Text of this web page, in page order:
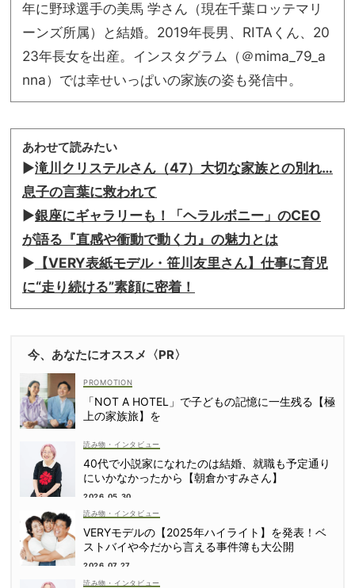
年に野球選手の美馬 学さん（現在千葉ロッテマリ
ーンズ所属）と結婚。2019年長男、RITAくん、20
23年長女を出産。インスタグラム（＠mima_79_a
nna）では幸せいっぱいの家族の姿も発信中。
あわせて読みたい
▶︎滝川クリステルさん（47）大切な家族との別れ…
息子の言葉に救われて
▶︎銀座にギャラリーも！「ヘラルボニー」のCEO
が語る『直感や衝動で動く力』の魅力とは
▶︎ 【VERY表紙モデル・笹川友里さん】仕事に育児
に“走り続ける”素顔に密着！
今、あなたにオススメ〈PR〉
「NOT A HOTEL」で子どもの記憶に一生残る【極
上の家族旅】を
読み物・インタビュー
40代で小説家になれたのは結婚、就職も予定通り
にいかなかったから【朝倉かすみさん】
2026.05.30
読み物・インタビュー
VERYモデルの【2025年ハイライト】を発表！ベ
ストバイや今だから言える事件簿も大公開
2026.07.27
読み物・インタビュー